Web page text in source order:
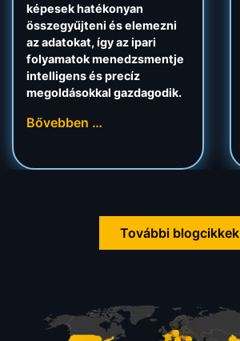
képesek hatékonyan
összegyűjteni és elemezni
az adatokat, így az ipari
folyamatok menedzsmentje
intelligens és precíz
megoldásokkal gazdagodik.
Bővebben …
További blogcikkek